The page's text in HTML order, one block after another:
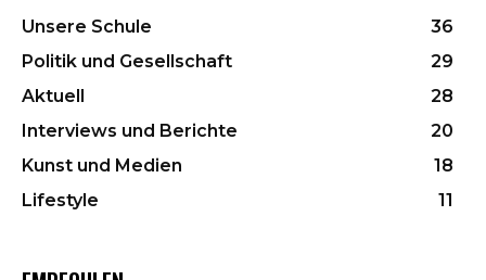
Unsere Schule
36
Politik und Gesellschaft
29
Aktuell
28
Interviews und Berichte
20
Kunst und Medien
18
Lifestyle
11